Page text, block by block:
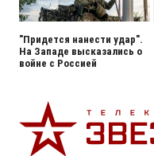
"Придется нанести удар".
На Западе высказались о
войне с Россией